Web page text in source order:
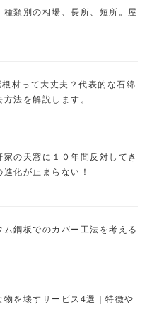
類別の相場、長所、短所。屋
材って大丈夫？代表的な石綿
法を解説します。
家の天窓に１０年間反対してき
化が止まらない！
ム鋼板でのカバー工法を考える
物を壊すサービス4選｜特徴や